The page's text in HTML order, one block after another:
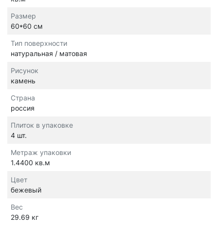
Размер
60*60 см
Тип поверхности
натуральная / матовая
Рисунок
камень
Страна
россия
Плиток в упаковке
4 шт.
Метраж упаковки
1.4400 кв.м
Цвет
бежевый
Вес
29.69 кг